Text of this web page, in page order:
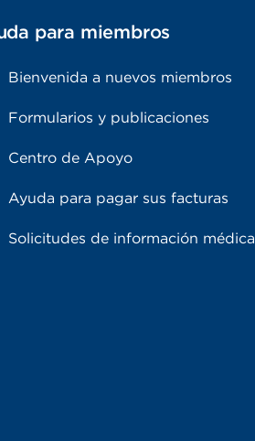
para miembros
Bienvenida a nuevos miembros
Formularios y publicaciones
Centro de Apoyo
Ayuda para pagar sus facturas
Solicitudes de información médica